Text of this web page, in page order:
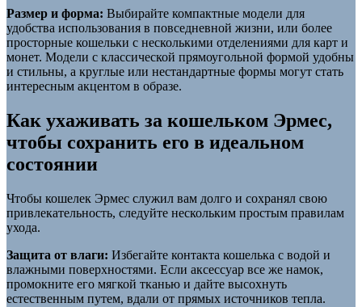
Размер и форма: Выбирайте компактные модели для
удобства использования в повседневной жизни, или более
просторные кошельки с несколькими отделениями для карт и
монет. Модели с классической прямоугольной формой удобны
и стильны, а круглые или нестандартные формы могут стать
интересным акцентом в образе.
Как ухаживать за кошельком Эрмес,
чтобы сохранить его в идеальном
состоянии
Чтобы кошелек Эрмес служил вам долго и сохранял свою
привлекательность, следуйте нескольким простым правилам
ухода.
Защита от влаги: Избегайте контакта кошелька с водой и
влажными поверхностями. Если аксессуар все же намок,
промокните его мягкой тканью и дайте высохнуть
естественным путем, вдали от прямых источников тепла.